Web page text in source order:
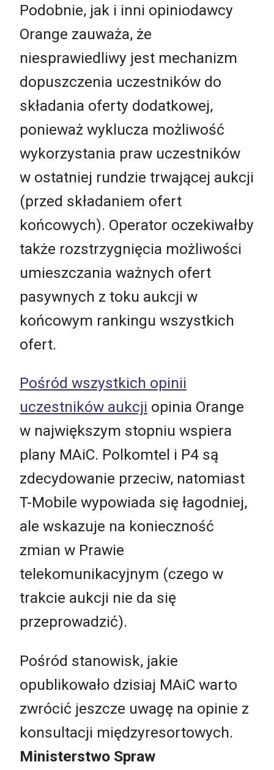
Podobnie, jak i inni opiniodawcy
Orange zauważa, że
niesprawiedliwy jest mechanizm
dopuszczenia uczestników do
składania oferty dodatkowej,
ponieważ wyklucza możliwość
wykorzystania praw uczestników
w ostatniej rundzie trwającej aukcji
(przed składaniem ofert
końcowych). Operator oczekiwałby
także rozstrzygnięcia możliwości
umieszczania ważnych ofert
pasywnych z toku aukcji w
końcowym rankingu wszystkich
ofert.
Pośród wszystkich opinii
uczestników aukcji opinia Orange
w największym stopniu wspiera
plany MAiC. Polkomtel i P4 są
zdecydowanie przeciw, natomiast
T-Mobile wypowiada się łagodniej,
ale wskazuje na konieczność
zmian w Prawie
telekomunikacyjnym (czego w
trakcie aukcji nie da się
przeprowadzić).
Pośród stanowisk, jakie
opublikowało dzisiaj MAiC warto
zwrócić jeszcze uwagę na opinie z
konsultacji międzyresortowych.
Ministerstwo Spraw